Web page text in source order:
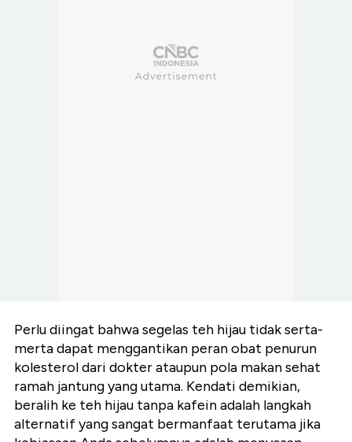
Perlu diingat bahwa segelas teh hijau tidak serta-
merta dapat menggantikan peran obat penurun
kolesterol dari dokter ataupun pola makan sehat
ramah jantung yang utama. Kendati demikian,
beralih ke teh hijau tanpa kafein adalah langkah
alternatif yang sangat bermanfaat terutama jika